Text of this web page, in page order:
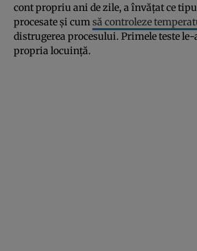
cont propriu ani de zile, a învățat ce
procesate și cumsă controleze
distrugerea procesului. Primele teste
propria locuință.